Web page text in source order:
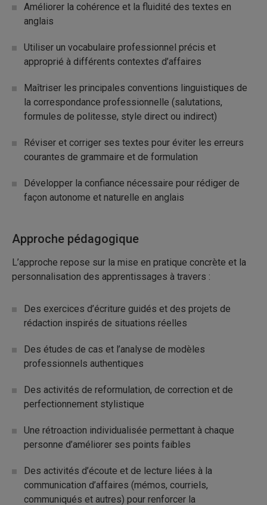
Améliorer la cohérence et la fluidité des textes en
anglais
Utiliser un vocabulaire professionnel précis et
approprié à différents contextes d’affaires
Maîtriser les principales conventions linguistiques de
la correspondance professionnelle (salutations,
formules de politesse, style direct ou indirect)
Réviser et corriger ses textes pour éviter les erreurs
courantes de grammaire et de formulation
Développer la confiance nécessaire pour rédiger de
façon autonome et naturelle en anglais
Approche pédagogique
L’approche repose sur la mise en pratique concrète et la
personnalisation des apprentissages à travers :
Des exercices d’écriture guidés et des projets de
rédaction inspirés de situations réelles
Des études de cas et l’analyse de modèles
professionnels authentiques
Des activités de reformulation, de correction et de
perfectionnement stylistique
Une rétroaction individualisée permettant à chaque
personne d’améliorer ses points faibles
Des activités d’écoute et de lecture liées à la
communication d’affaires (mémos, courriels,
communiqués et autres) pour renforcer la